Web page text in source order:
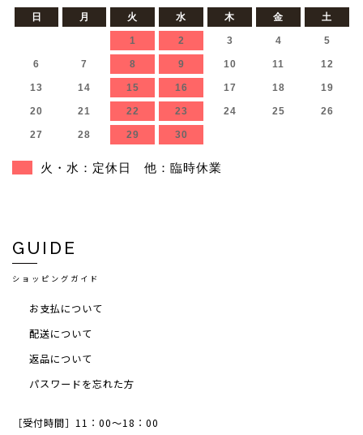
日 月 火 水 木 金 土
1 2 3 4 5
6 7 8 9 10 11 12
13 14 15 16 17 18 19
20 21 22 23 24 25 26
27 28 29 30
火・水：定休日 他：臨時休業
GUIDE
ショッピングガイド
お支払について
配送について
返品について
パスワードを忘れた方
［受付時間］11：00～18：00